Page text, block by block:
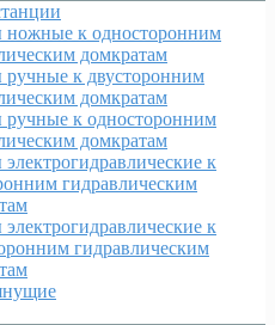
ножные к односторонним
домкратам
ручные к двусторонним
домкратам
ручные к односторонним
домкратам
к
гидравлическим
к
гидравлическим